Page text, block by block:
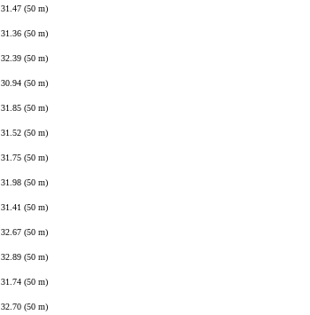
31.47 (50 m)
31.36 (50 m)
32.39 (50 m)
30.94 (50 m)
31.85 (50 m)
31.52 (50 m)
31.75 (50 m)
31.98 (50 m)
31.41 (50 m)
32.67 (50 m)
32.89 (50 m)
31.74 (50 m)
32.70 (50 m)